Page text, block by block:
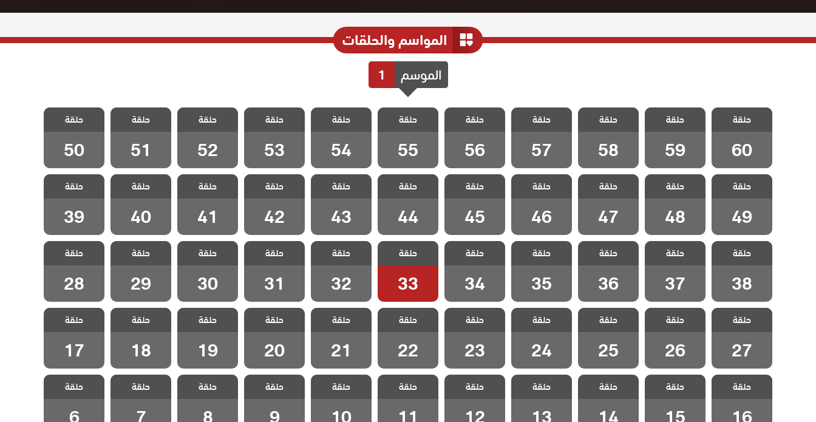
المواسم والحلقات
الموسم 1
الامل مدبلج
Final
حلقة
60
مسلسل ويبقي
الامل مدبلج
الحلقة 59
حلقة
59
مسلسل ويبقي
الامل مدبلج
الحلقة 58
حلقة
58
مسلسل ويبقي
الامل مدبلج
الحلقة 57
حلقة
57
مسلسل ويبقي
الامل مدبلج
الحلقة 56
حلقة
56
مسلسل ويبقي
الامل مدبلج
الحلقة 55
حلقة
55
مسلسل ويبقي
الامل مدبلج
الحلقة 54
حلقة
54
مسلسل ويبقي
الامل مدبلج
الحلقة 53
حلقة
53
مسلسل ويبقي
الامل مدبلج
الحلقة 52
حلقة
52
مسلسل ويبقي
الامل مدبلج
الحلقة 51
حلقة
51
مسلسل ويبقي
الامل مدبلج
الحلقة 50
حلقة
50
مسلسل ويبقي
الامل مدبلج
الحلقة 49
حلقة
49
مسلسل ويبقي
الامل مدبلج
الحلقة 48
حلقة
48
مسلسل ويبقي
الامل مدبلج
الحلقة 47
حلقة
47
مسلسل ويبقي
الامل مدبلج
الحلقة 46
حلقة
46
مسلسل ويبقي
الامل مدبلج
الحلقة 45
حلقة
45
مسلسل ويبقي
الامل مدبلج
الحلقة 44
حلقة
44
مسلسل ويبقي
الامل مدبلج
الحلقة 43
حلقة
43
مسلسل ويبقي
الامل مدبلج
الحلقة 42
حلقة
42
مسلسل ويبقي
الامل مدبلج
الحلقة 41
حلقة
41
مسلسل ويبقي
الامل مدبلج
الحلقة 40
حلقة
40
مسلسل ويبقي
الامل مدبلج
الحلقة 39
حلقة
39
مسلسل ويبقي
الامل مدبلج
الحلقة 38
حلقة
38
مسلسل ويبقي
الامل مدبلج
الحلقة 37
حلقة
37
مسلسل ويبقي
الامل مدبلج
الحلقة 36
حلقة
36
مسلسل ويبقي
الامل مدبلج
الحلقة 35
حلقة
35
مسلسل ويبقي
الامل مدبلج
الحلقة 34
حلقة
34
مسلسل ويبقي
الامل مدبلج
الحلقة 33
حلقة
33
مسلسل ويبقي
الامل مدبلج
الحلقة 32
حلقة
32
مسلسل ويبقي
الامل مدبلج
الحلقة 31
حلقة
31
مسلسل ويبقي
الامل مدبلج
الحلقة 30
حلقة
30
مسلسل ويبقي
الامل مدبلج
الحلقة 29
حلقة
29
مسلسل ويبقي
الامل مدبلج
الحلقة 28
حلقة
28
مسلسل ويبقي
الامل مدبلج
الحلقة 27
حلقة
27
مسلسل ويبقي
الامل مدبلج
الحلقة 26
حلقة
26
مسلسل ويبقي
الامل مدبلج
الحلقة 25
حلقة
25
مسلسل ويبقي
الامل مدبلج
الحلقة 24
حلقة
24
مسلسل ويبقي
الامل مدبلج
الحلقة 23
حلقة
23
مسلسل ويبقي
الامل مدبلج
الحلقة 22
حلقة
22
مسلسل ويبقي
الامل مدبلج
الحلقة 21
حلقة
21
مسلسل ويبقي
الامل مدبلج
الحلقة 20
حلقة
20
مسلسل ويبقي
الامل مدبلج
الحلقة 19
حلقة
19
مسلسل ويبقي
الامل مدبلج
الحلقة 18
حلقة
18
مسلسل ويبقي
الامل مدبلج
الحلقة 17
حلقة
17
مسلسل ويبقي
الامل مدبلج
الحلقة 16
حلقة
مسلسل ويبقي
الامل مدبلج
الحلقة 15
حلقة
مسلسل ويبقي
الامل مدبلج
الحلقة 14
حلقة
مسلسل ويبقي
الامل مدبلج
الحلقة 13
حلقة
مسلسل ويبقي
الامل مدبلج
الحلقة 12
حلقة
مسلسل ويبقي
الامل مدبلج
الحلقة 11
حلقة
مسلسل ويبقي
الامل مدبلج
الحلقة 10
حلقة
مسلسل ويبقي
الامل مدبلج
الحلقة 9
حلقة
مسلسل ويبقي
الامل مدبلج
الحلقة 8
حلقة
مسلسل ويبقي
الامل مدبلج
الحلقة 7
حلقة
مسلسل ويبقي
الامل مدبلج
الحلقة 6
حلقة